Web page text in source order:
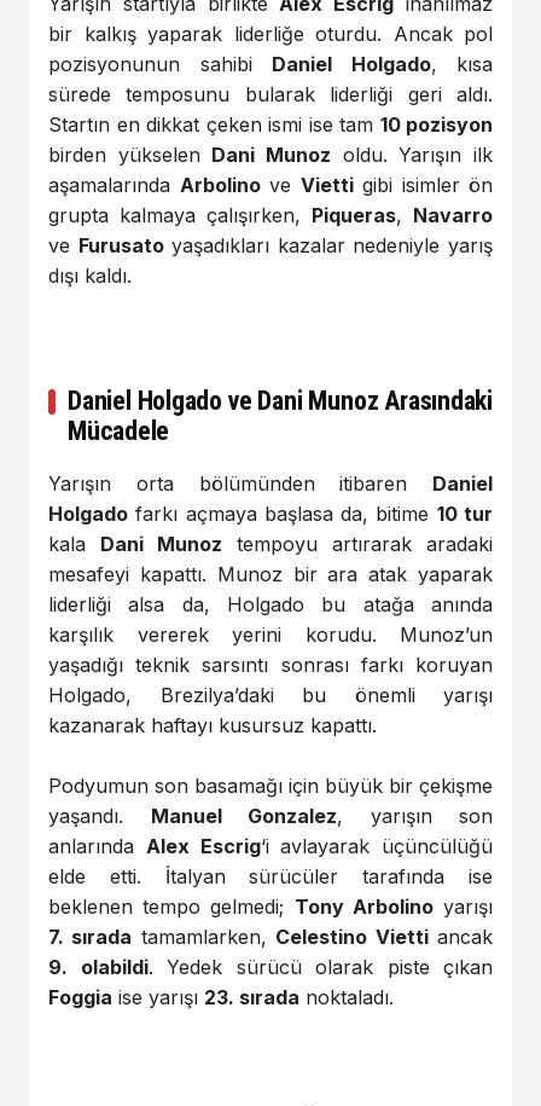
bir kalkış yaparak liderliğe oturdu. Ancak pol
pozisyonunun sahibi Daniel Holgado, kısa
sürede temposunu bularak liderliği geri aldı.
Startın en dikkat çeken ismi ise tam 10 pozisyon
birden yükselen Dani Munoz oldu. Yarışın ilk
aşamalarında Arbolinove Viettigibi isimler ön
grupta kalmaya çalışırken, Piqueras, Navarro
ve Furusatoyaşadıkları kazalar nedeniyle yarış
dışı kaldı.
Daniel Holgado ve Dani Munoz Arasındaki
Mücadele
Yarışın orta bölümünden itibaren Daniel
Holgado farkı açmaya başlasa da, bitime 10 tur
kala Dani Munoz tempoyu artırarak aradaki
mesafeyi kapattı. Munoz bir ara atak yaparak
liderliği alsa da, Holgado bu atağa anında
karşılık vererek yerini korudu. Munoz’un
yaşadığı teknik sarsıntı sonrası farkı koruyan
Holgado, Brezilya’daki bu önemli yarışı
kazanarak haftayı kusursuz kapattı.
Podyumun son basamağı için büyük bir çekişme
yaşandı. Manuel Gonzalez, yarışın son
anlarında Alex Escrig‘i avlayarak üçüncülüğü
elde etti. İtalyan sürücüler tarafında ise
beklenen tempo gelmedi; Tony Arbolinoyarışı
7. sırada tamamlarken, Celestino Viettiancak
9. olabildi. Yedek sürücü olarak piste çıkan
Foggia ise yarışı 23. sırada noktaladı.